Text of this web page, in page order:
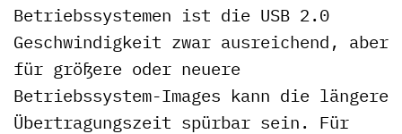
Betriebssystemen ist die USB 2.0
Geschwindigkeit zwar ausreichend, aber
für größere oder neuere
Betriebssystem-Images kann die längere
Übertragungszeit spürbar sein. Für